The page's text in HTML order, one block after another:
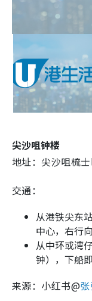
尖沙咀钟楼
地址：尖沙咀梳
交通：
从港铁尖东
中心，右行
从中环或湾
钟），下船
来源：小红书@